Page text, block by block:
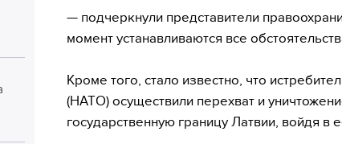
— подчеркнули представители
момент устанавливаются все
Кроме того, стало известно, что
(НАТО) осуществили перехват и
государственную границу Латвии, войдя в